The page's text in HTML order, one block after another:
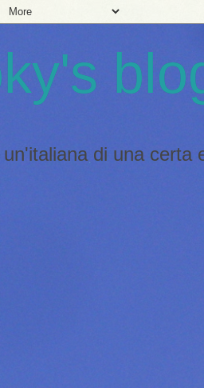
un'italiana di una certa